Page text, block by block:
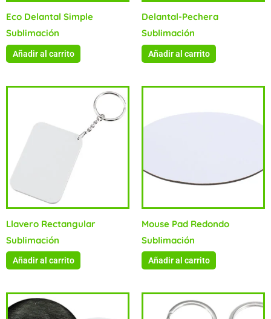
Eco Delantal Simple
Sublimación
Añadir al carrito
Delantal-Pechera
Sublimación
Añadir al carrito
Llavero Rectangular
Sublimación
Añadir al carrito
Mouse Pad Redondo
Sublimación
Añadir al carrito